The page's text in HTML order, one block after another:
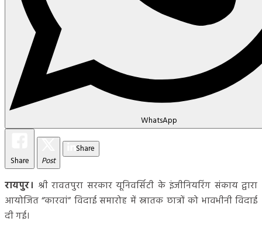
WhatsApp
Share Post
Share
रायपुर। श्री रावतपुरा सरकार यूनिवर्सिटी के इंजीनियरिंग संकाय द्वारा
आयोजित “कारवां” विदाई समारोह में स्नातक छात्रों को भावभीनी विदाई
दी गई।